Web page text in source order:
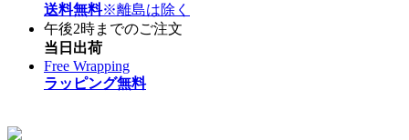
送料無料※離島は除く
午後2時までのご注文
当日出荷
Free Wrapping
ラッピング無料